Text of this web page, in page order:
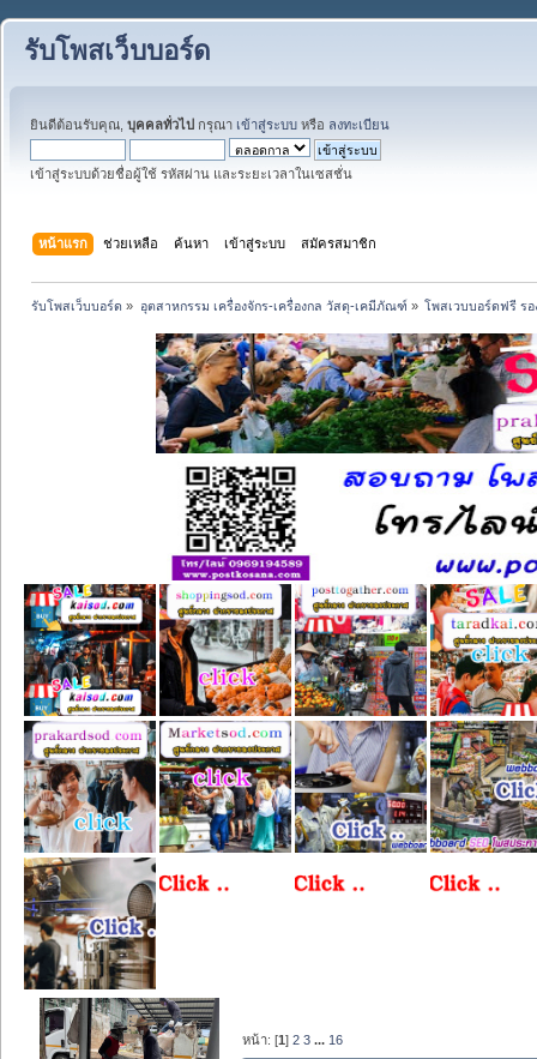
รับโพสเว็บบอร์ด
ยินดีต้อนรับคุณ, บุคคลทั่วไป กรุณา เข้าสู่ระบบ หรือ ลงทะเบียน
เข้าสู่ระบบด้วยชื่อผู้ใช้ รหัสผ่าน และระยะเวลาในเซสชั่น
หน้าแรก ช่วยเหลือ ค้นหา เข้าสู่ระบบ สมัครสมาชิก
รับโพสเว็บบอร์ด » อุตสาหกรรม เครื่องจักร-เครื่องกล วัสดุ-เคมีภัณฑ์ » โพสเวบบอร์ดฟรี รอ
หน้า: [1]2 3 ... 16